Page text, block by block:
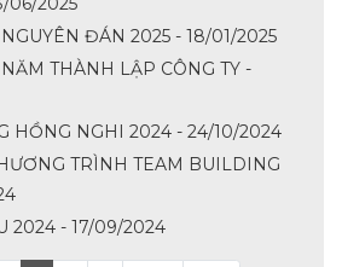
ĐÁN 2025 - 18/01/2025
THÀNH LẬP CÔNG TY -
HỒNG NGHI 2024 - 24/10/2024
TRÌNH TEAM BUILDING
2024 - 17/09/2024